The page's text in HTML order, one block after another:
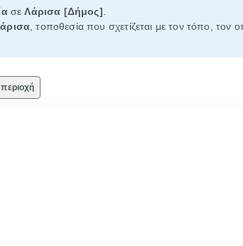
σεΛάρισα [Δήμος]
, τοποθεσία που σχετίζεται με τον τόπο, τον